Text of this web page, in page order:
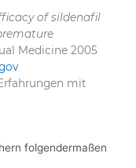
of sildenafil
Medicine 2005
mit
folgendermaßen